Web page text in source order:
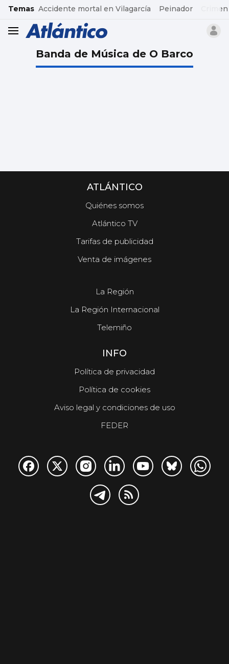
common.go-to-content
Temas Accidente mortal en Vilagarcía Peinador
header.menu.open
Banda de Música de O Barco
ATLÁNTICO
Quiénes somos
Atlántico TV
Tarifas de publicidad
Venta de imágenes
La Región
La Región Internacional
Telemiño
INFO
Política de privacidad
Política de cookies
Aviso legal y condiciones de uso
FEDER